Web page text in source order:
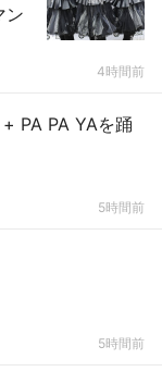
ン
4時間前
PA PA YAを踊
5時間前
5時間前